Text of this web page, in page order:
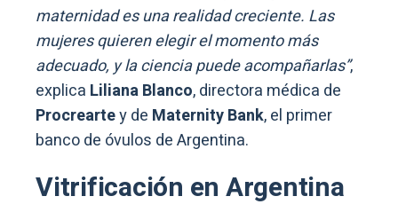
maternidad es una realidad creciente. Las
mujeres quieren elegir el momento más
adecuado, y la ciencia puede acompañarlas”,
explica Liliana Blanco, directora médica de
Procreartey de Maternity Bank, el primer
banco de óvulos de Argentina.
Vitrificación en Argentina